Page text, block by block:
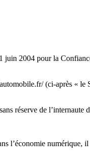
2004 pour la
(ci-après «
réserve de l’internaute
numérique,